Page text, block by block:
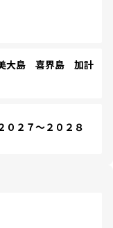
大島 喜界島 加計
２７～２０２８